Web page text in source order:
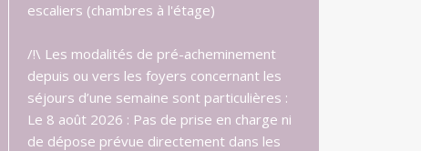
escaliers (chambres à l'étage)
/!\ Les modalités de pré-acheminement
depuis ou vers les foyers concernant les
séjours d’une semaine sont particulières :
Le 8 août 2026 : Pas de prise en charge ni
de dépose prévue directement dans les